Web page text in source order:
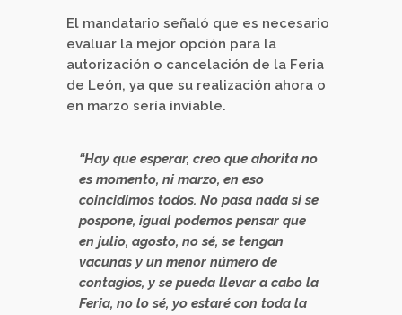
El mandatario señaló que es necesario
evaluar la mejor opción para la
autorización o cancelación de la Feria
de León, ya que su realización ahora o
en marzo sería inviable.
“Hay que esperar, creo que ahorita no
es momento, ni marzo, en eso
coincidimos todos. No pasa nada si se
pospone, igual podemos pensar que
en julio, agosto, no sé, se tengan
vacunas y un menor número de
contagios, y se pueda llevar a cabo la
Feria, no lo sé, yo estaré con toda la